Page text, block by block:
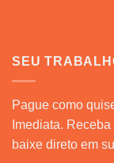
SEU
Pague como
Imediata.
baixe direto em